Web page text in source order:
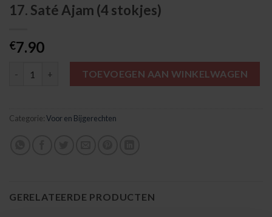
17. Saté Ajam (4 stokjes)
€7.90
17. Saté Ajam (4 stokjes) aantalTOEVOEGEN AAN WINKELWAGEN
Categorie:Voor en Bijgerechten
GERELATEERDE PRODUCTEN